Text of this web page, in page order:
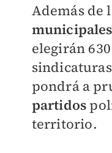
Además de
municipales
elegirán
pondrá a
partidos
territorio.